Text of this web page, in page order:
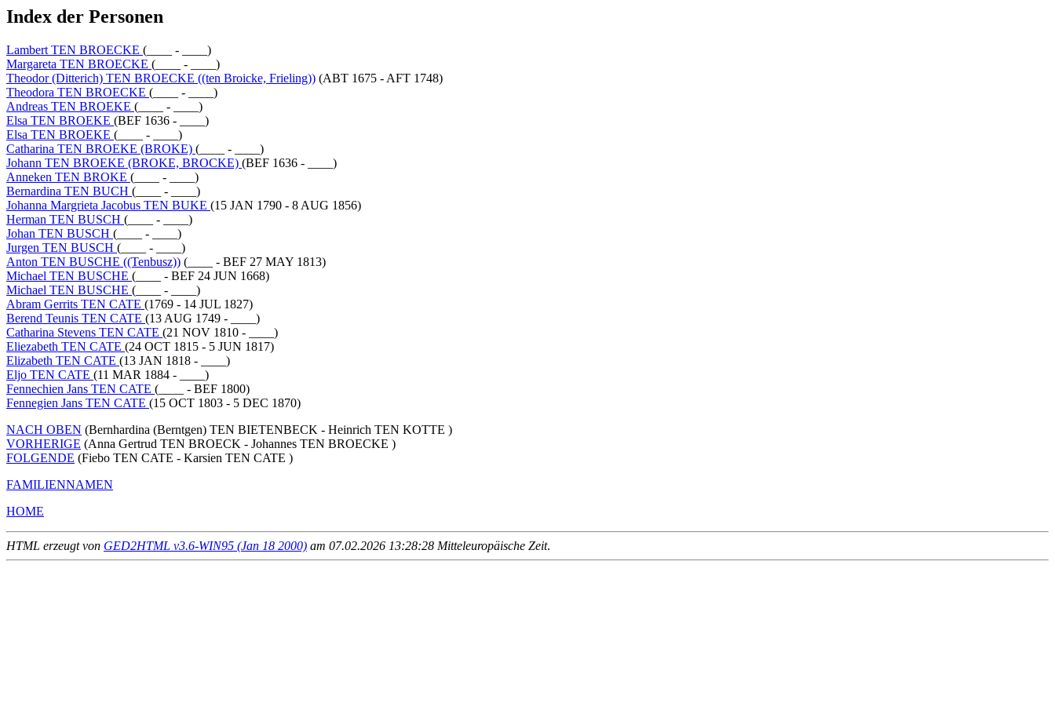
Index der Personen
Lambert TEN BROECKE (____ - ____)
Margareta TEN BROECKE (____ - ____)
Theodor (Ditterich) TEN BROECKE ((ten Broicke, Frieling)) (ABT 1675 - AFT 1748)
Theodora TEN BROECKE (____ - ____)
Andreas TEN BROEKE (____ - ____)
Elsa TEN BROEKE (BEF 1636 - ____)
Elsa TEN BROEKE (____ - ____)
Catharina TEN BROEKE (BROKE) (____ - ____)
Johann TEN BROEKE (BROKE, BROCKE) (BEF 1636 - ____)
Anneken TEN BROKE (____ - ____)
Bernardina TEN BUCH (____ - ____)
Johanna Margrieta Jacobus TEN BUKE (15 JAN 1790 - 8 AUG 1856)
Herman TEN BUSCH (____ - ____)
Johan TEN BUSCH (____ - ____)
Jurgen TEN BUSCH (____ - ____)
Anton TEN BUSCHE ((Tenbusz)) (____ - BEF 27 MAY 1813)
Michael TEN BUSCHE (____ - BEF 24 JUN 1668)
Michael TEN BUSCHE (____ - ____)
Abram Gerrits TEN CATE (1769 - 14 JUL 1827)
Berend Teunis TEN CATE (13 AUG 1749 - ____)
Catharina Stevens TEN CATE (21 NOV 1810 - ____)
Eliezabeth TEN CATE (24 OCT 1815 - 5 JUN 1817)
Elizabeth TEN CATE (13 JAN 1818 - ____)
Eljo TEN CATE (11 MAR 1884 - ____)
Fennechien Jans TEN CATE (____ - BEF 1800)
Fennegien Jans TEN CATE (15 OCT 1803 - 5 DEC 1870)
NACH OBEN (Bernhardina (Berntgen) TEN BIETENBECK - Heinrich TEN KOTTE )
VORHERIGE (Anna Gertrud TEN BROECK - Johannes TEN BROECKE )
FOLGENDE (Fiebo TEN CATE - Karsien TEN CATE )
FAMILIENNAMEN
HOME
HTML erzeugt von GED2HTML v3.6-WIN95 (Jan 18 2000) am 07.02.2026 13:28:28 Mitteleuropäische Zeit.